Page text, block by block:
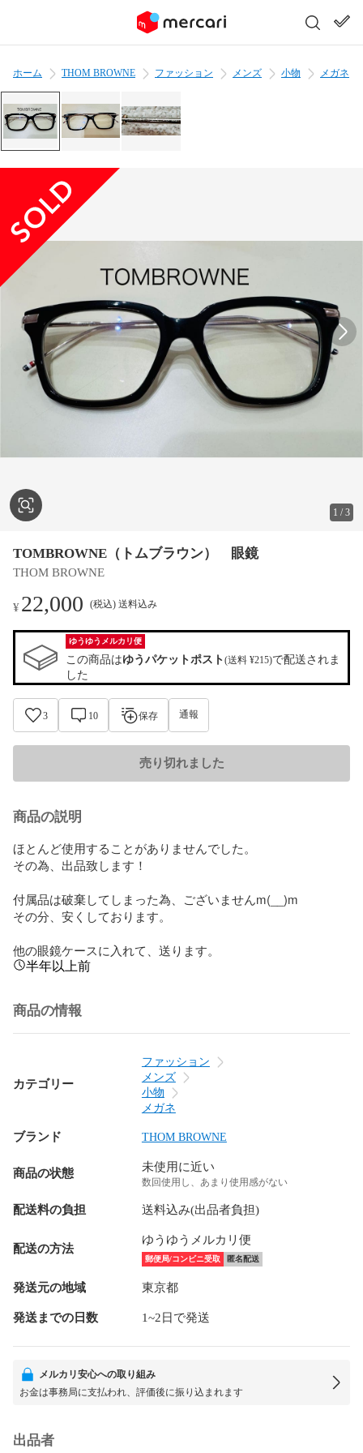
ホーム THOM BROWNE ファッション メンズ 小物 メガネ
1 /3
TOMBROWNE（トムブラウン） 眼鏡
THOM BROWNE
¥22,000 (税込) 送料込み
ゆうゆうメルカリ便
この商品はゆうパケットポスト(送料 ¥215)で配送されま
した
3 10 保存 通報
売り切れました
商品の説明
ほとんど使用することがありませんでした。
その為、出品致します！
付属品は破棄してしまった為、ございませんm(__)m
その分、安くしております。
他の眼鏡ケースに入れて、送ります。
半年以上前
商品の情報
カテゴリー
ファッション
メンズ
小物
メガネ
ブランド THOM BROWNE
商品の状態 未使用に近い
数回使用し、あまり使用感がない
配送料の負担 送料込み(出品者負担)
配送の方法
ゆうゆうメルカリ便
郵便局/コンビニ受取 匿名配送
発送元の地域 東京都
発送までの日数 1~2日で発送
メルカリ安心への取り組み
お金は事務局に支払われ、評価後に振り込まれます
出品者